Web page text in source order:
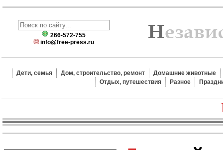
266-572-755
info@free-press.ru
Дети, семья Дом, строительство, ремонт
Домашние животные
Отдых, путешествия
Разное